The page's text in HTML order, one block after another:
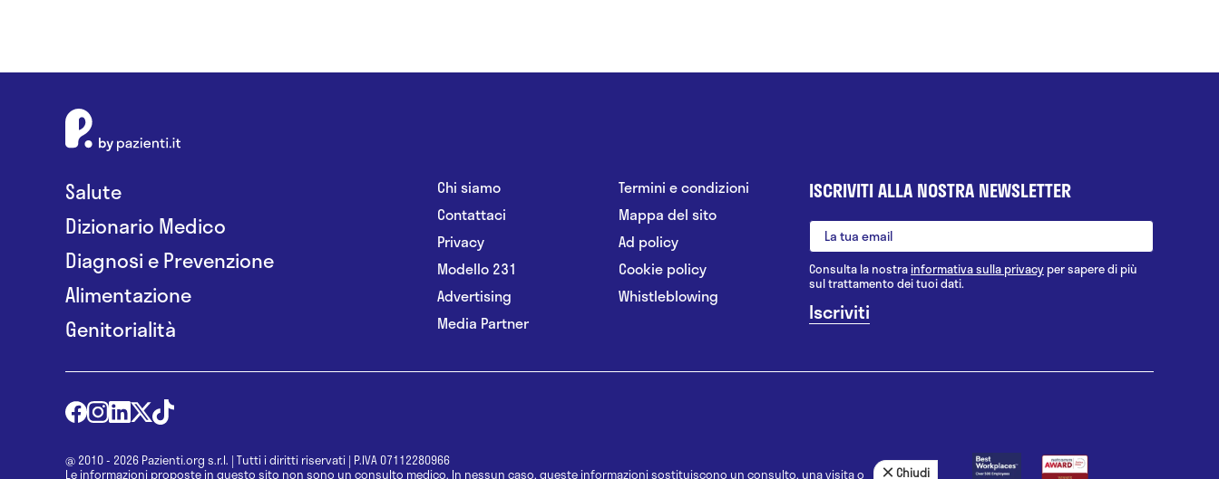
Salute
Dizionario Medico
Diagnosi e Prevenzione
Alimentazione
Genitorialità
Chi siamo
Contattaci
Privacy
Modello 231
Advertising
Media Partner
Termini e condizioni
Mappa del sito
Ad policy
Cookie policy
Whistleblowing
ISCRIVITI ALLA NOSTRA NEWSLETTER
Consulta la nostrainformativa sulla privacy per sapere di più
sul trattamento dei tuoi dati.
@ 2010 - 2026 Pazienti.org s.r.l. | Tutti i diritti riservati | P.IVA 07112280966
Le informazioni proposte in questo sito non sono un consulto medico. In nessun caso, queste informazioni sostituiscono un consulto, una visita o
Chiudi